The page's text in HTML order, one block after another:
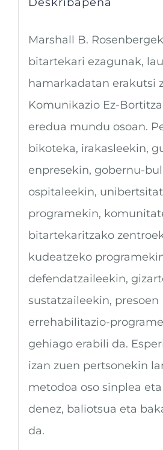
Marshall B.
bitartekari ezagunak, lau
hamarkadatan erakutsi
Komunikazio Ez-
eredua mundu osoan.
bikoteka, irakasleekin,
enpresekin, gobernu-
ospitaleekin,
programekin,
bitartekaritzako
kudeatzeko
defendatzaileekin,
sustatzaileekin, presoen
errehabilitazio-
gehiago erabili da.
izan zuen pertsonekin
metodoa oso sinplea
denez, baliotsua eta
da.